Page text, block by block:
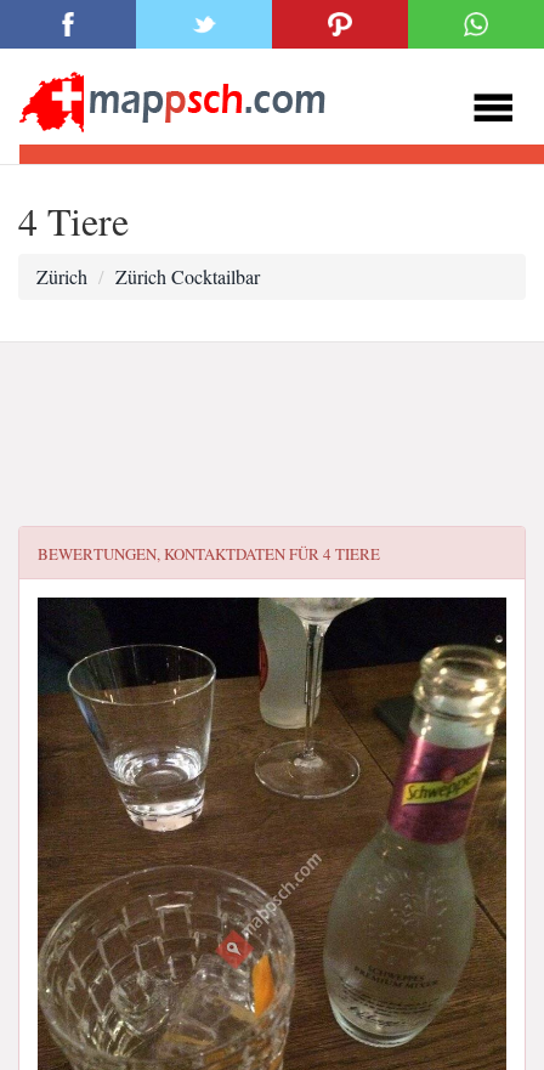
4 Tiere
Zürich Zürich Cocktailbar
BEWERTUNGEN, KONTAKTDATEN FÜR4 TIERE